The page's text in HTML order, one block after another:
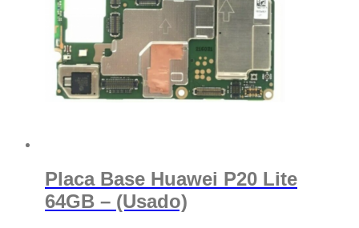
Placa Base Huawei P20 Lite
64GB – (Usado)